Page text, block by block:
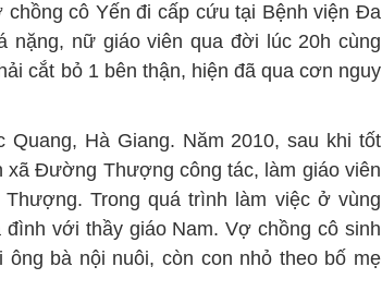
cô Yến đi cấp cứu tại Bệnh viện Đa
nặng, nữ giáo viên qua đời lúc 20h cùng
cắt bỏ 1 bên thận, hiện đã qua cơn nguy
Hà Giang. Năm 2010, sau khi tốt
xã Đường Thượng công tác, làm giáo viên
Trong quá trình làm việc ở vùng
với thầy giáo Nam. Vợ chồng cô sinh
bà nội nuôi, còn con nhỏ theo bố mẹ